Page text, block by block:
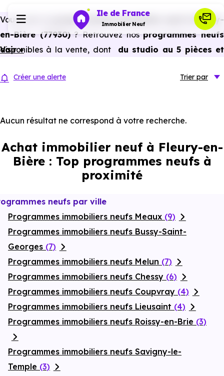
Ile de France
Immobilier Neuf
Investir
Actualités
Financer
Vous avez un
projet d’achat immobilier neuf à Fleury-
en-Bière (77930)? Retrouvez nos programmes neufs
disponibles à la vente, dont
du studio au 5 pièces et
des avantages du neuf :PTZ, TVA réduitedans certains
énergétiques, garanties constructeur, etc.
Voir +
Créer une alerte Trier par
Aucun résultat ne correspond à votre recherche.
Achat immobilier neuf à Fleury-en-
Bière : Top programmes neufs à
proximité
neufs par ville
Programmes immobiliers neufs Meaux (9)
Programmes immobiliers neufs Bussy-Saint-
Georges (7)
Programmes immobiliers neufs Melun (7)
Programmes immobiliers neufs Chessy (6)
Programmes immobiliers neufs Coupvray (4)
Programmes immobiliers neufs Lieusaint (4)
Programmes immobiliers neufs Roissy-en-Brie (3)
Programmes immobiliers neufs Savigny-le-
Temple (3)